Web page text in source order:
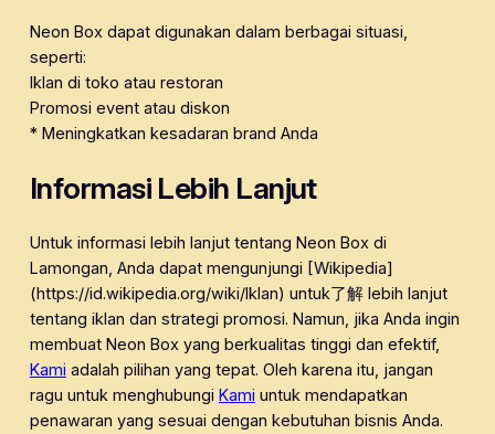
Neon Box dapat digunakan dalam berbagai situasi,
seperti:
Iklan di toko atau restoran
Promosi event atau diskon
* Meningkatkan kesadaran brand Anda
Informasi Lebih Lanjut
Untuk informasi lebih lanjut tentang Neon Box di
Lamongan, Anda dapat mengunjungi [Wikipedia]
(https://id.wikipedia.org/wiki/Iklan) untuk了解 lebih lanjut
tentang iklan dan strategi promosi. Namun, jika Anda ingin
membuat Neon Box yang berkualitas tinggi dan efektif,
Kami adalah pilihan yang tepat. Oleh karena itu, jangan
ragu untuk menghubungi Kami untuk mendapatkan
penawaran yang sesuai dengan kebutuhan bisnis Anda.